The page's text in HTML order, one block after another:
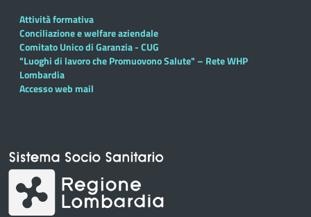
Attività formativa
Conciliazione e welfare aziendale
Comitato Unico di Garanzia - CUG
"Luoghi di lavoro che Promuovono Salute" – Rete WHP
Lombardia
Accesso web mail